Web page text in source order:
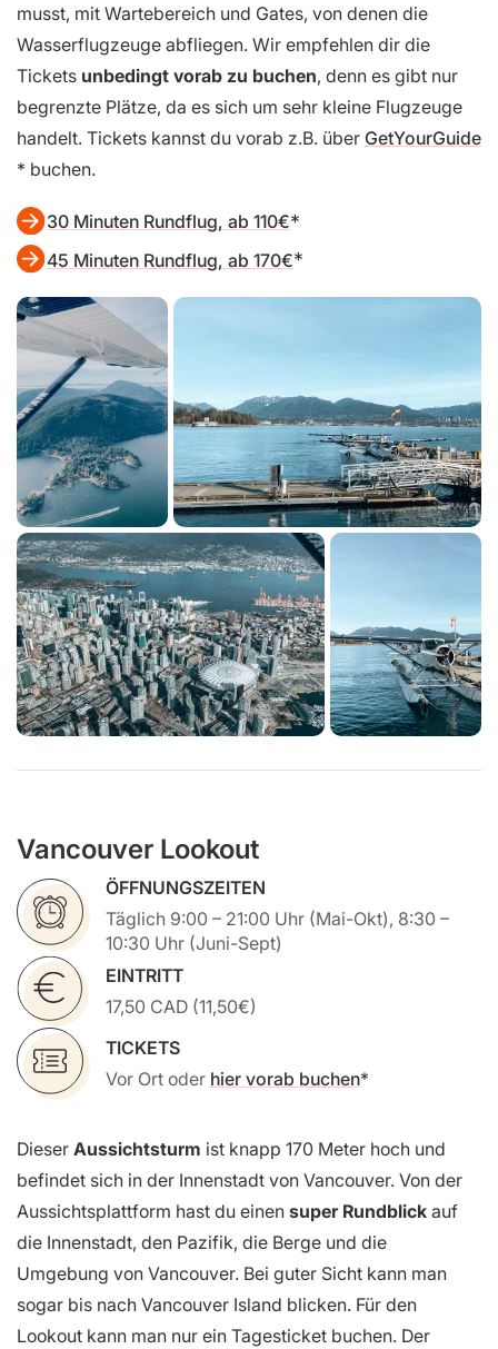
musst, mit Wartebereich und Gates, von denen die
Wasserflugzeuge abfliegen. Wir empfehlen dir die
Tickets unbedingt vorab zu buchen, denn es gibt nur
begrenzte Plätze, da es sich um sehr kleine Flugzeuge
handelt. Tickets kannst du vorab z.B. über GetYourGuide
buchen.
30 Minuten Rundflug, ab 110€
45 Minuten Rundflug, ab 170€
Vancouver Lookout
ÖFFNUNGSZEITEN
Täglich 9:00 – 21:00 Uhr (Mai-Okt), 8:30 –
10:30 Uhr (Juni-Sept)
EINTRITT
17,50 CAD (11,50€)
TICKETS
Vor Ort oder hier vorab buchen
Dieser Aussichtsturm ist knapp 170 Meter hoch und
befindet sich in der Innenstadt von Vancouver. Von der
Aussichtsplattform hast du einen super Rundblick auf
die Innenstadt, den Pazifik, die Berge und die
Umgebung von Vancouver. Bei guter Sicht kann man
sogar bis nach Vancouver Island blicken. Für den
Lookout kann man nur ein Tagesticket buchen. Der